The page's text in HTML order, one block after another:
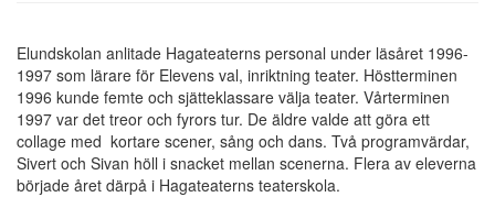
Elundskolan anlitade Hagateaterns personal under läsåret 1996-
1997 som lärare för Elevens val, inriktning teater. Höstterminen
1996 kunde femte och sjätteklassare välja teater. Vårterminen
1997 var det treor och fyrors tur. De äldre valde att göra ett
collage med kortare scener, sång och dans. Två programvärdar,
Sivert och Sivan höll i snacket mellan scenerna. Flera av eleverna
började året därpå i Hagateaterns teaterskola.